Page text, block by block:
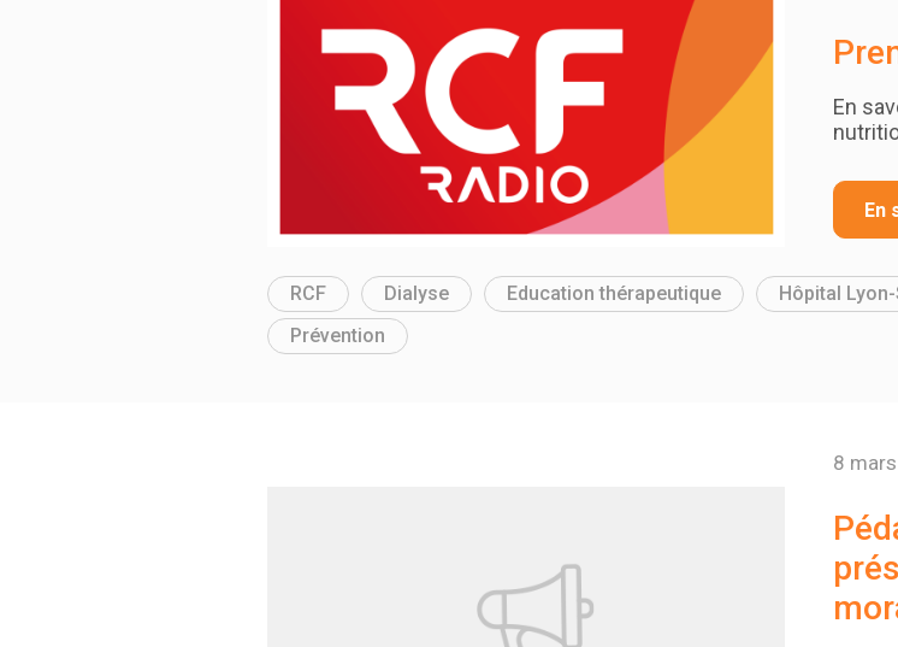
En
En
RCF Dialyse Education thérapeutique Hôpital Lyon-
Prévention
8